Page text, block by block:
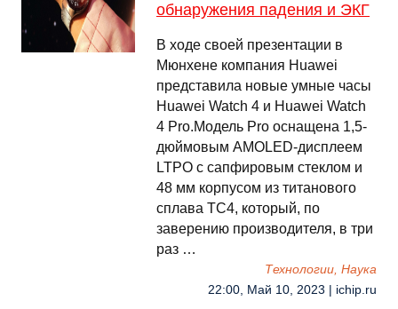
обнаружения падения и ЭКГ
В ходе своей презентации в
Мюнхене компания Huawei
представила новые умные часы
Huawei Watch 4 и Huawei Watch
4 Pro.Модель Pro оснащена 1,5-
дюймовым AMOLED-дисплеем
LTPO с сапфировым стеклом и
48 мм корпусом из титанового
сплава TC4, который, по
заверению производителя, в три
раз …
Технологии, Наука
22:00, Май 10, 2023 | ichip.ru